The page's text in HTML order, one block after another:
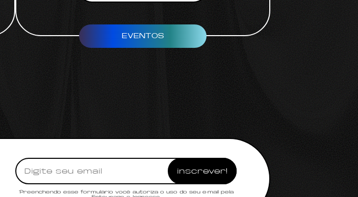
EVENTOS
*Preenchendo esse formulário você autoriza o uso do seu e-mail pela